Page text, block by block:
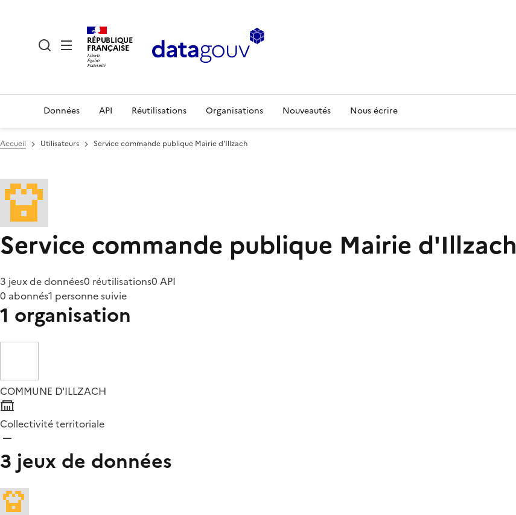
RÉPUBLIQUE
FRANÇAISE
Données API Réutilisations Organisations Nouveautés Nous écrire
Accueil Utilisateurs Service commande publique Mairie d'Illzach
Service commande publique Mairie d'Illzach
3 jeux de données0 réutilisations0 API
0 abonnés1 personne suivie
1 organisation
COMMUNE D'ILLZACH
Collectivité territoriale
3 jeux de données